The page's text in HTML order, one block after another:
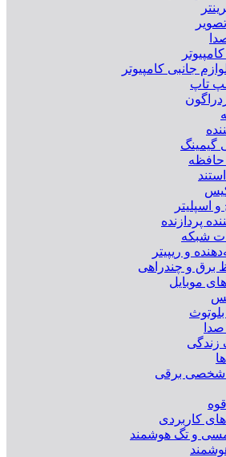
جانبی کامپیوتر
تاپ
گیمینگ
اسپلیتر
پردازنده
شبکه
و ریپیتر
برق و چندراهی
موبایل
شخصی برقی
کاربردی
و تگ هوشمند